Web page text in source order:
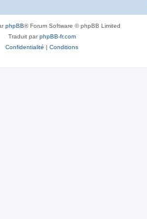
phpBB® Forum Software © phpBB Limited
Traduit parphpBB-fr.com
Confidentialité | Conditions